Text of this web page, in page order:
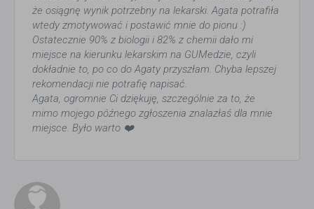
że osiągnę wynik potrzebny na lekarski. Agata potrafiła
wtedy zmotywować i postawić mnie do pionu :)
Ostatecznie 90% z biologii i 82% z chemii dało mi
miejsce na kierunku lekarskim na GUMedzie, czyli
dokładnie to, po co do Agaty przyszłam. Chyba lepszej
rekomendacji nie potrafię napisać.
Agata, ogromnie Ci dziękuję, szczególnie za to, że
mimo mojego późnego zgłoszenia znalazłaś dla mnie
miejsce. Było warto ❤️